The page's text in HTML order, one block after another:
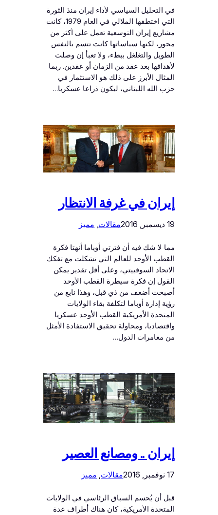
في التحليل السياسي لأداء إيران منذ الثورة
التي اختطفها الملالي في العام 1979، كانت
مشاريع إيران التوسعية تعمل على أكثر من
محور، لكنها سياساتها كانت تتسم بالنفس
الطويل والتغلغل ببطء، ولا تعبأ إن وصلت
لأهدافها بعد عقد من الزمان أو عقدين. ربما
المثال الأبرز على ذلك هو الاستثمار في
حزب الله اللبناني، ليكون ذراعا عسكريا…
إيران في غرفة الانتظار
19 ديسمبر, 2016 مقالات مميز
مما لا شك فيه أن فترتي أوباما أنهتا فكرة
القطب الأوحد للعالم التي تشكلت مع تفكك
الاتحاد السوفييتي، وعلى أقل تقدير يمكن
القول إن فكرة سيطرة القطب الأوحد
أصبحت أضعف من ذي قبل، وهذا نابع من
رؤية إدارة أوباما لتكلفة بقاء الولايات
المتحدة الأمريكية القطب الأوحد عسكريا
واقتصاديا، ومحاولة تحقيق الاستفادة الأمثل
من مغامرات الدول…
إيران .. ومصانع العصير
17 نوفمبر, 2016 مقالات مميز
قبل أن يُحسم السباق الرئاسي في الولايات
المتحدة الأمريكية، كان هناك أطراف عدة